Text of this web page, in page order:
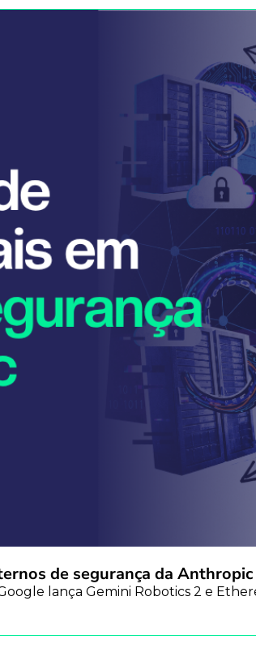
de segurança da Anthropic
lança Gemini Robotics 2 e